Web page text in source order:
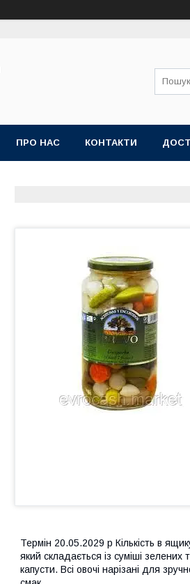
ПРО НАС КОНТАКТИ
Термін 20.05.2029 р Кількість в
який складається із суміші зелених
капусти. Всі овочі нарізані для